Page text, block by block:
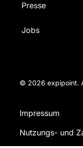
Presse
Jobs
© 2026 expipoint.
Impressum
Nutzungs- und